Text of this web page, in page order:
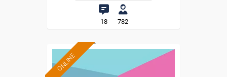
18 782
ONLINE